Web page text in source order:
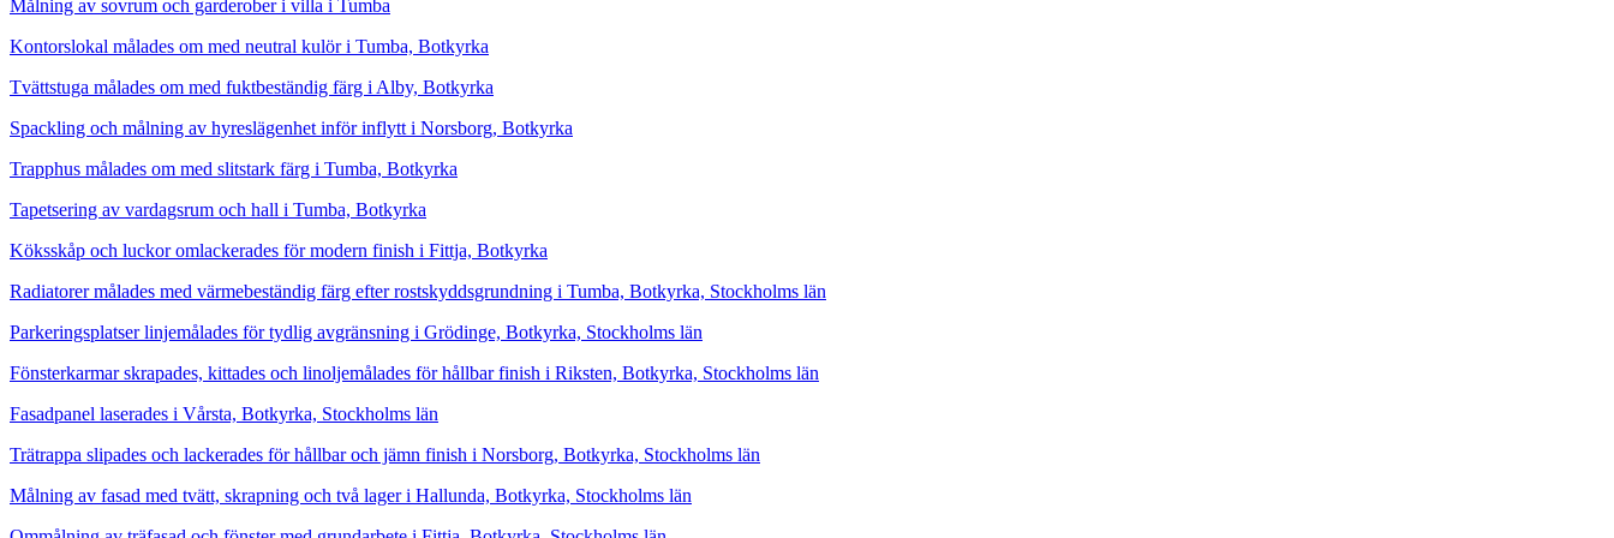
Målning av sovrum och garderober i villa i Tumba
Kontorslokal målades om med neutral kulör i Tumba, Botkyrka
Tvättstuga målades om med fuktbeständig färg i Alby, Botkyrka
Spackling och målning av hyreslägenhet inför inflytt i Norsborg, Botkyrka
Trapphus målades om med slitstark färg i Tumba, Botkyrka
Tapetsering av vardagsrum och hall i Tumba, Botkyrka
Köksskåp och luckor omlackerades för modern finish i Fittja, Botkyrka
Radiatorer målades med värmebeständig färg efter rostskyddsgrundning i Tumba, Botkyrka, Stockholms län
Parkeringsplatser linjemålades för tydlig avgränsning i Grödinge, Botkyrka, Stockholms län
Fönsterkarmar skrapades, kittades och linoljemålades för hållbar finish i Riksten, Botkyrka, Stockholms län
Fasadpanel laserades i Vårsta, Botkyrka, Stockholms län
Trätrappa slipades och lackerades för hållbar och jämn finish i Norsborg, Botkyrka, Stockholms län
Målning av fasad med tvätt, skrapning och två lager i Hallunda, Botkyrka, Stockholms län